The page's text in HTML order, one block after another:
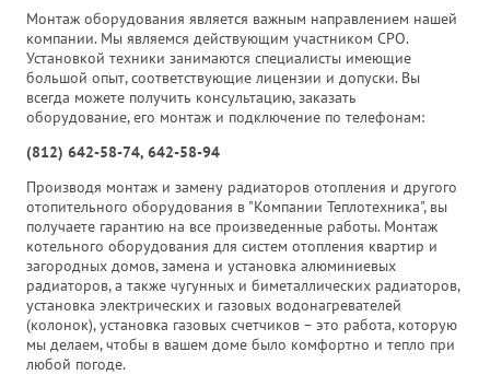
Монтаж оборудования является важным направлением нашей
компании. Мы являемся действующим участником СРО.
Установкой техники занимаются специалисты имеющие
большой опыт, соответствующие лицензии и допуски. Вы
всегда можете получить консультацию, заказать
оборудование, его монтаж и подключение по телефонам:
(812) 642-58-74, 642-58-94
Производя монтаж и замену радиаторов отопления и другого
отопительного оборудования в "Компании Теплотехника", вы
получаете гарантию на все произведенные работы. Монтаж
котельного оборудования для систем отопления квартир и
загородных домов, замена и установка алюминиевых
радиаторов, а также чугунных и биметаллических радиаторов,
установка электрических и газовых водонагревателей
(колонок), установка газовых счетчиков – это работа, которую
мы делаем, чтобы в вашем доме было комфортно и тепло при
любой погоде.